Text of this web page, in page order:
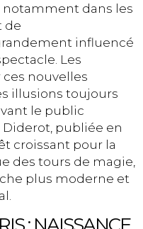
notamment dans les
de
influencé
Les
nouvelles
illusions toujours
le public
Diderot, publiée en
croissant pour la
des tours de magie,
plus moderne et
: NAISSANCE